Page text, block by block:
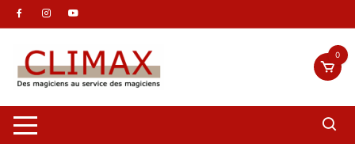
Aller
au
contenu
0